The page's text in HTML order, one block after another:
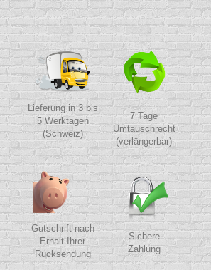
Lieferung in 3 bis
5 Werktagen
(Schweiz)
7 Tage
Umtauschrecht
(verlängerbar)
Gutschrift nach
Erhalt Ihrer
Rücksendung
Sichere
Zahlung